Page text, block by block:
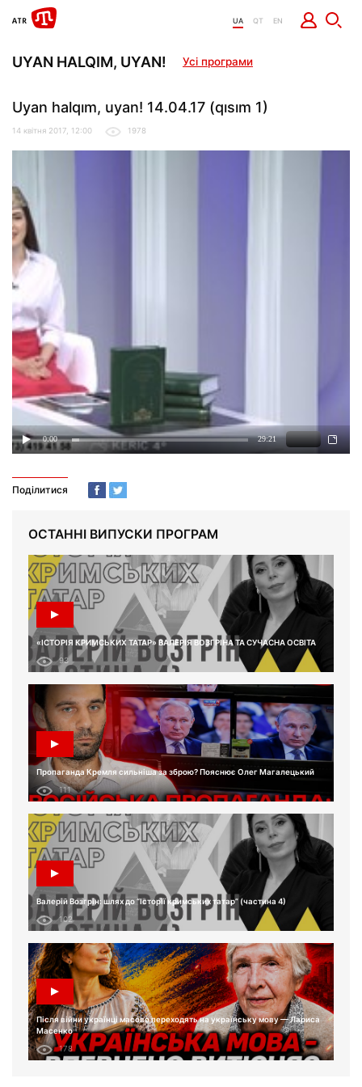
UA QT EN
UYAN HALQIM, UYAN! Усі програми
Uyan halqım, uyan! 14.04.17 (qısım 1)
14 квітня 2017, 12:00 1978
Поділитися
ОСТАННІ ВИПУСКИ ПРОГРАМ
«ІСТОРІЯ КРИМСЬКИХ ТАТАР» ВАЛЕРІЯ ВОЗГРІНА ТА СУЧАСНА ОСВІТА
93
Пропаганда Кремля сильніша за зброю? Пояснює Олег Магалецький
111
Валерій Возгрін: шлях до “Історії кримських татар” (частина 4)
102
Після війни українці масово переходять на українську мову — Лариса
Масенко
178